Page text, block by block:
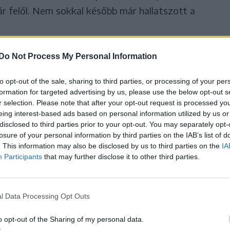
Do Not Process My Personal Information
opt-out of the sale, sharing to third parties, or processing of your
for targeted advertising by us, please use the below opt-out
selection. Please note that after your opt-out request is processed
interest-based ads based on personal information utilized by us
to third parties prior to your opt-out. You may separately
of your personal information by third parties on the IAB’s list of
This information may also be disclosed by us to third parties on the
Participants that may further disclose it to other third parties.
Data Processing Opt Outs
opt-out of the Sharing of my personal data.
felől. Nem sokkal később már hallatszott a
nemcsak maga a
meg, hanem az is, hogy a
nem csupán a
aggódjunk. Most pedig itt tartunk” – idézte a